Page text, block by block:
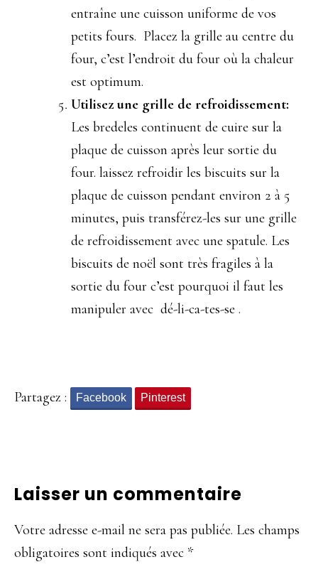
entraîne une cuisson uniforme de vos
petits fours. Placez la grille au centre du
four, c’est l’endroit du four où la chaleur
est optimum.
Utilisez une grille de refroidissement:
Les bredeles continuent de cuire sur la
plaque de cuisson après leur sortie du
four. laissez refroidir les biscuits sur la
plaque de cuisson pendant environ 2 à 5
minutes, puis transférez-les sur une grille
de refroidissement avec une spatule. Les
biscuits de noël sont très fragiles à la
sortie du four c’est pourquoi il faut les
manipuler avec dé-li-ca-tes-se .
Partagez : Facebook Pinterest
Interactions
du
lecteur
Laisser un commentaire
Votre adresse e-mail ne sera pas publiée. Les champs
obligatoires sont indiqués avec *